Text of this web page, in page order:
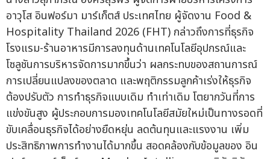
อาวุโส อินฟอร์มา มาร์เก็ตส์ ประเทศไทย ผู้จัดงาน Food &
Hospitality Thailand 2026 (FHT) กล่าวถึงการที่ธุรกิจ
โรงแรม-ร้านอาหารมีการลงทุนด้านเทคโนโลยีอุปกรณ์และ
โซลูชันการบริหารจัดการมากขึ้นว่า ผลกระทบของสถานการณ์
การเปลี่ยนแปลงของตลาด และพฤติกรรมลูกค้าเร่งให้ธุรกิจ
ต้องปรับตัว การทำธุรกิจแบบเดิม ทำเท่าเดิม โตยากวันที่การ
แข่งขันสูง ผู้ประกอบการมองเทคโนโลยีสมัยใหม่เป็นทางรอดที่
ขับเคลื่อนธุรกิจได้อย่างยืดหยุ่น ลดต้นทุนและแรงงาน เพิ่ม
ประสิทธิภาพการทำงานได้มากขึ้น สอดคล้องกับข้อมูลของ อิน